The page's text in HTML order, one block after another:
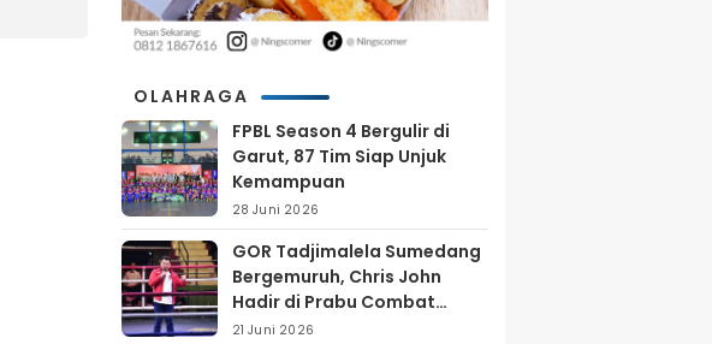
OLAHRAGA
FPBL Season 4 Bergulir di
Garut, 87 Tim Siap Unjuk
Kemampuan
28 Juni 2026
GOR Tadjimalela Sumedang
Bergemuruh, Chris John
Hadir di Prabu Combat
Series 2026
21 Juni 2026